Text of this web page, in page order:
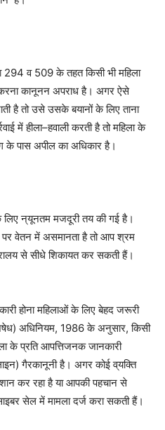
294व509के तहत किसी भी महिला
कानूनन अपराध है। अगर ऐसे
है तो उसे उसके बयानों के लिए ताना
में हीला–हवाली करती है तो महिला के
के पास अपील का अधिकार है।
लिए न्यूनतम मजदूरी तय की गई है।
पर वेतन में असमानता है तो आप श्रम
से सीधे शिकायत कर सकती हैं।
होना महिलाओं के लिए बेहद जरूरी
) अधिनियम, 1986के अनुसार,किसी
के प्रति आपत्तिजनक जानकारी
)गैरकानूनी है। अगर कोई व्यक्ति
कर रहा है या आपकी पहचान से
सेल में मामला दर्ज करा सकती हैं।